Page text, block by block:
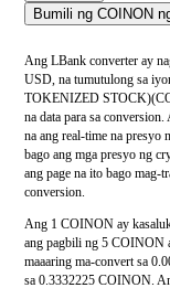
Bumili ng COINON
Ang LBank converter ay
USD, na tumutulong sa
TOKENIZED
na data para sa
na ang real-time na presyo
bago ang mga presyo ng
ang page na ito bago mag-
conversion.
Ang 1 COINON ay
ang pagbili ng 5 COINON
maaaring ma-convert sa
sa 0.3332225 COINON.